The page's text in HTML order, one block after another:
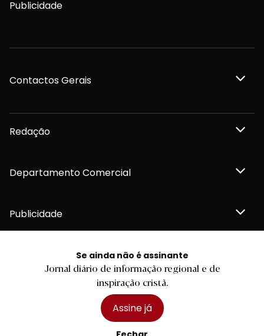
Se ainda não é assinante
Jornal diário de informação regional e de
inspiração cristã.
Assine já
Publicidade
Contactos Gerais
Redação
Departamento Comercial
Publicidade
Privacidade e Cookies
Declaração de compromisso FSC®
Política de Confidencialidade
2026 Diário do Minho, Lda. © Todos os direitos reservados